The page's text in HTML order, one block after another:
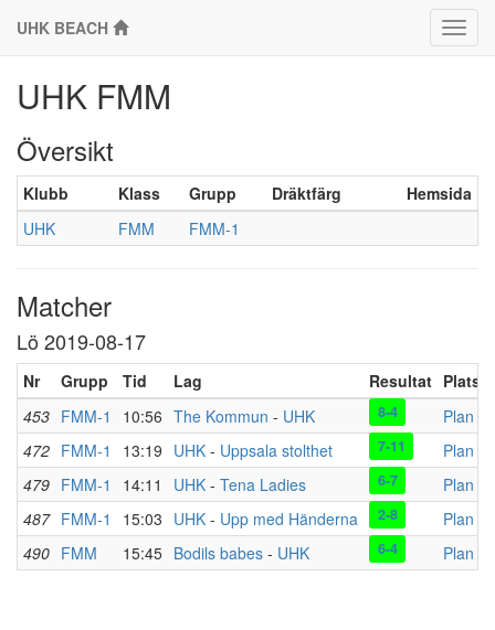
UHK BEACH
UHK FMM
Översikt
Klubb Klass Grupp Dräktfärg
Hemsida
UHK
FMM FMM-1
Matcher
Lö 2019-08-17
Nr Grupp Tid Lag Resultat Plats
453 FMM-1 10:56 The Kommun - UHK 8-4
Plan 2
472 FMM-1 13:19 UHK - Uppsala stolthet 7-11
Plan 2
479 FMM-1 14:11 UHK - Tena Ladies 6-7
Plan 2
487 FMM-1 15:03 UHK - Upp med Händerna 2-8
Plan 2
490 FMM 15:45 Bodils babes - UHK 6-4 Plan 1